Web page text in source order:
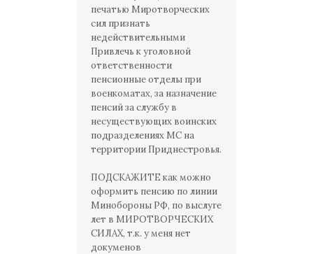
печатью Миротворческих
сил признать
недействительными
Привлечь к уголовной
ответственности
пенсионные отделы при
военкоматах, за назначение
пенсий за службу в
несуществующих воинских
подразделениях МС на
территории Приднестровья.
ПОДСКАЖИТЕ как можно
оформить пенсию по линии
Минобороны РФ, по выслуге
лет в МИРОТВОРЧЕСКИХ
СИЛАХ, т.к. у меня нет
докуменов